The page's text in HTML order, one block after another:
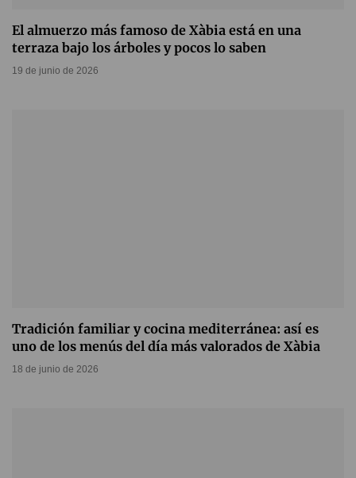
El almuerzo más famoso de Xàbia está en una
terraza bajo los árboles y pocos lo saben
19 de junio de 2026
Tradición familiar y cocina mediterránea: así es
uno de los menús del día más valorados de Xàbia
18 de junio de 2026